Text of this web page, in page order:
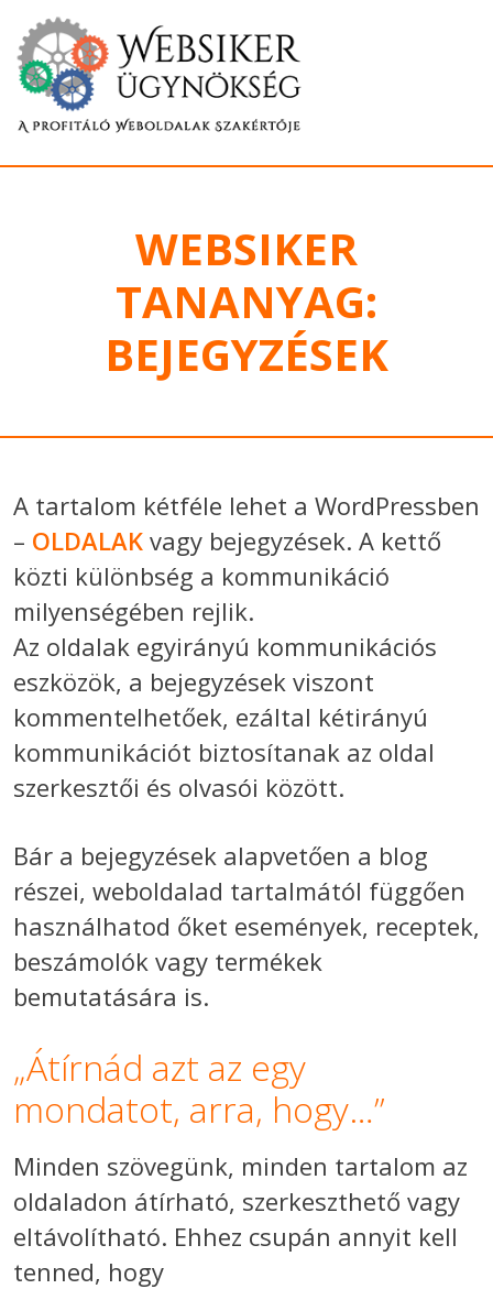
WEBSIKER
TANANYAG:
BEJEGYZÉSEK
A tartalom kétféle lehet a WordPressben
– OLDALAK vagy bejegyzések. A kettő
közti különbség a kommunikáció
milyenségében rejlik.
Az oldalak egyirányú kommunikációs
eszközök, a bejegyzések viszont
kommentelhetőek, ezáltal kétirányú
kommunikációt biztosítanak az oldal
szerkesztői és olvasói között.
Bár a bejegyzések alapvetően a blog
részei, weboldalad tartalmától függően
használhatod őket események, receptek,
beszámolók vagy termékek
bemutatására is.
„Átírnád azt az egy
mondatot, arra, hogy…”
Minden szövegünk, minden tartalom az
oldaladon átírható, szerkeszthető vagy
eltávolítható. Ehhez csupán annyit kell
tenned, hogy